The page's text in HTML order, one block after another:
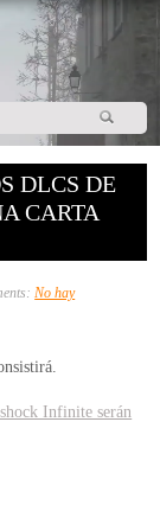
DLCS DE
CARTA
No hay
Infinite serán